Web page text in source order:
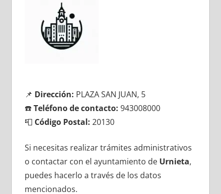
📌 Dirección: PLAZA SAN JUAN, 5
☎️Teléfono dе contacto: 943008000
📮 Código Postal: 20130
Si necesitas realizar trámites administrativos
ο contactar сοn el ayuntamiento dе Urnieta,
puedes hacerlo а través dе los datos
mencionados.